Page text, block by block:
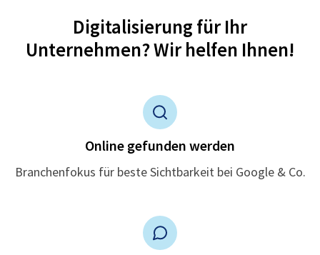
Digitalisierung für Ihr
Unternehmen? Wir helfen Ihnen!
Online gefunden werden
Branchenfokus für beste Sichtbarkeit bei Google & Co.